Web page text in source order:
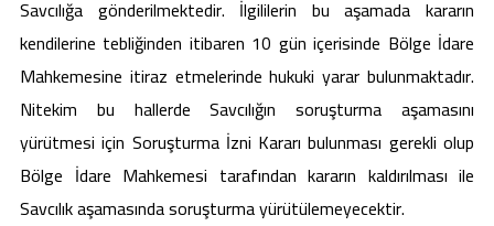
Savcılığa gönderilmektedir. İlgililerin bu aşamada kararın
kendilerine tebliğinden itibaren 10 gün içerisinde Bölge İdare
Mahkemesine itiraz etmelerinde hukuki yarar bulunmaktadır.
Nitekim bu hallerde Savcılığın soruşturma aşamasını
yürütmesi için Soruşturma İzni Kararı bulunması gerekli olup
Bölge İdare Mahkemesi tarafından kararın kaldırılması ile
Savcılık aşamasında soruşturma yürütülemeyecektir.